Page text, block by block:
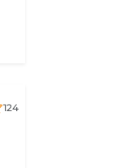
124